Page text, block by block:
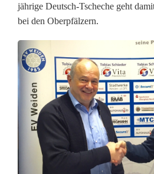
n
g
e
r
t
e
jährige Deutsch-Tscheche geht
bei den Oberpfälzern.